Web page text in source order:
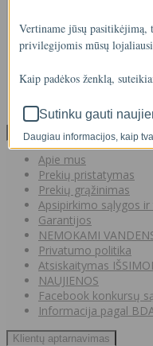
IŠMANAUS
Informacija
Apie mus
Prekių pristatymas
Prekių grąžinimas
Apsipirkimo sąlygos ir
Garantijos
NEMOKAMI
Privatumo politika
Atsiskaitymas
NAUJIENOS
Facebook konkursų
Informacija pagal
Klientų aptarnavimas
Vertiname jūsų
privilegijomis mūsų
Kaip padėkos ženklą,
Sutinku gauti
Daugiau informacijos, kaip